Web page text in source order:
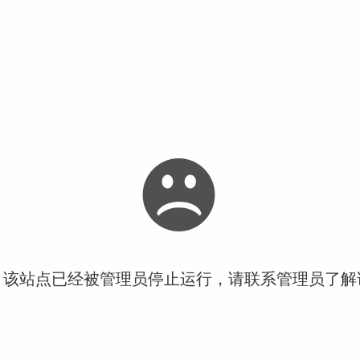
站点已经被管理员停止运行，请联系管理员了